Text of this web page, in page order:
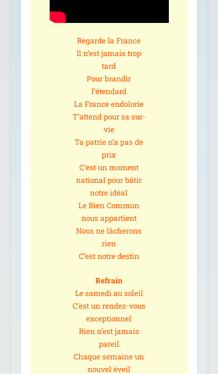
Regarde la France
Il n’est jamais trop
tard
Pour bran­dir
l’étendard
La France endo­lo­rie
T’attend pour sa sur­
vie
Ta patrie n’a pas de
prix
C’est un moment
natio­nal pour bâtir
notre idéal
Le Bien Commun
nous appar­tient
Nous ne lâche­rons
rien
C’est notre destin
Refrain
Le same­di au soleil
C’est un ren­dez-vous
excep­tion­nel
Rien n’est jamais
pareil
Chaque semaine un
nou­vel éveil